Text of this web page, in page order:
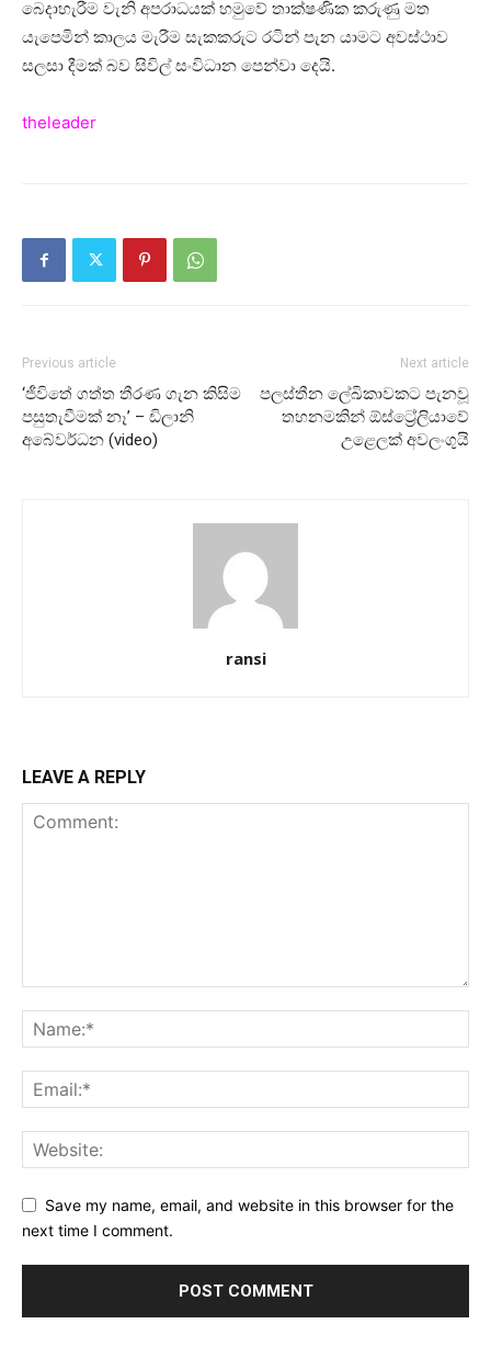
බෙදාහැරීම වැනි අපරාධයක් හමුවේ තාක්ෂණික කරුණු මත
යැපෙමින් කාලය මැරීම සැකකරුට රටින් පැන යාමට අවස්ථාව
සලසා දීමක් බව සිවිල් සංවිධාන පෙන්වා දෙයි.
theleader
Previous article
‘ජීවිතේ ගත්ත තීරණ ගැන කිසිම
පසුතැවීමක් නෑ’ – ඩිලානි
අබේවර්ධන (video)
Next article
පලස්තීන ලේඛිකාවකට පැනවූ
තහනමකින් ඕස්ට්‍රේලියාවේ
උළෙලක් අවලංගුයි
ransi
LEAVE A REPLY
Save my name, email, and website in this browser for the
next time I comment.